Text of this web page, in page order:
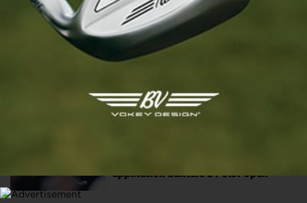
BREAKING NEWS 17 JUIL. 2026 | THE OPEN, TOUR 2
Bryson DeChambeau lourdement
pénalisé pour avoir enfreint les règles